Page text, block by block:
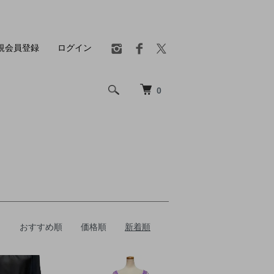
0
会員登録 ログイン
おすすめ順 価格順 新着順